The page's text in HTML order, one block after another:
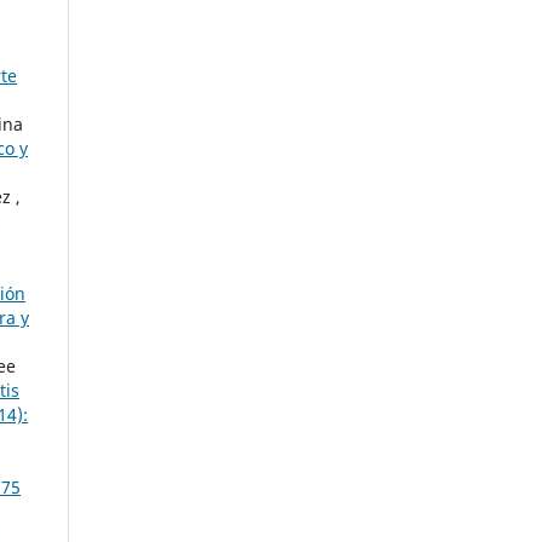
y
,
y